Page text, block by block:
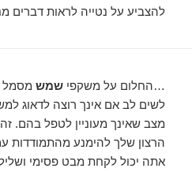
להצביע על נטייה לראות דברים
…החלום על משקפישמש מסמל
לשים לב אם אינך רוצה לדאוג
מצב שאינך מעוניין לטפל בהם. זה
הרצון שלך להימנע מהתמודדות
אתה יכול לקחת מבט פסימי